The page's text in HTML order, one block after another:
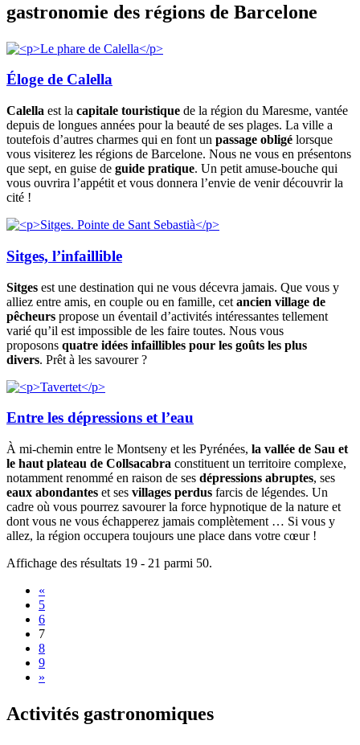
gastronomie des régions de Barcelone
Éloge de Calella
Calella est la capitale touristique de la région du Maresme, vantée
depuis de longues années pour la beauté de ses plages. La ville a
toutefois d’autres charmes qui en font un passage obligé lorsque
vous visiterez les régions de Barcelone. Nous ne vous en présentons
que sept, en guise de guide pratique. Un petit amuse-bouche qui
vous ouvrira l’appétit et vous donnera l’envie de venir découvrir la
cité !
Sitges, l’infaillible
Sitges est une destination qui ne vous décevra jamais. Que vous y
alliez entre amis, en couple ou en famille, cet ancien village de
pêcheurs propose un éventail d’activités intéressantes tellement
varié qu’il est impossible de les faire toutes. Nous vous
proposons quatre idées infaillibles pour les goûts les plus
divers. Prêt à les savourer ?
Entre les dépressions et l’eau
À mi-chemin entre le Montseny et les Pyrénées, la vallée de Sau et
le haut plateau de Collsacabra constituent un territoire complexe,
notamment renommé en raison de ses dépressions abruptes, ses
eaux abondantes et ses villages perdus farcis de légendes. Un
cadre où vous pourrez savourer la force hypnotique de la nature et
dont vous ne vous échapperez jamais complètement … Si vous y
allez, la région occupera toujours une place dans votre cœur !
Affichage des résultats 19 - 21 parmi 50.
«
5
6
7
8
9
»
Activités gastronomiques